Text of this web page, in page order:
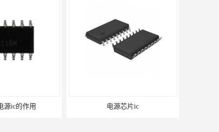
源ic的作用 电源芯片ic